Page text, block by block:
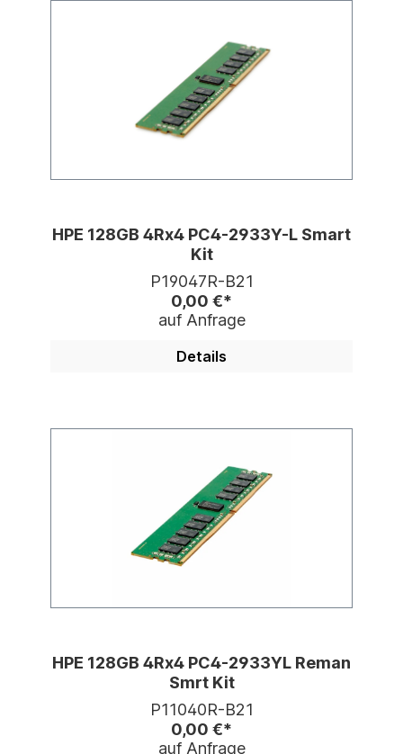
HPE 128GB 4Rx4 PC4-2933Y-L Smart
Kit
P19047R-B21
0,00 €*
auf Anfrage
Details
HPE 128GB 4Rx4 PC4-2933YL Reman
Smrt Kit
P11040R-B21
0,00 €*
auf Anfrage